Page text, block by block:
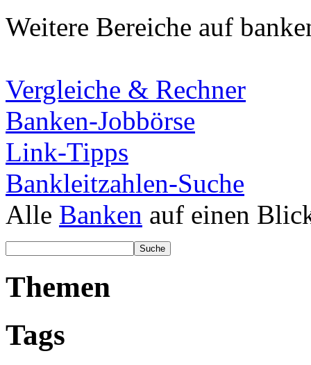
Weitere Bereiche auf
Vergleiche & Rechner
Banken-Jobbörse
Link-Tipps
Bankleitzahlen-Suche
Alle Banken auf einen
Themen
Tags